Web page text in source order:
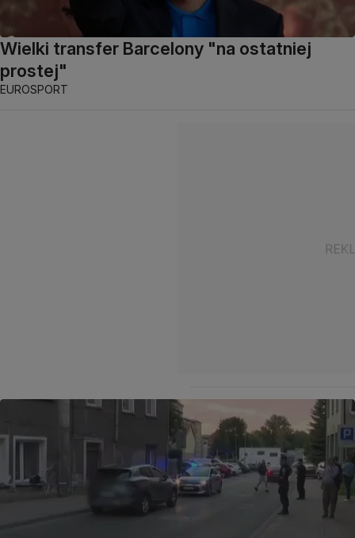
Wielki transfer Barcelony "na ostatniej
prostej"
EUROSPORT